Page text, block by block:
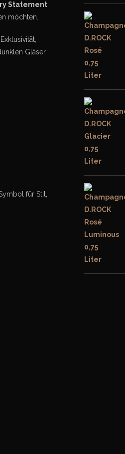
Statement
möchten.
Gläser
für Stil,